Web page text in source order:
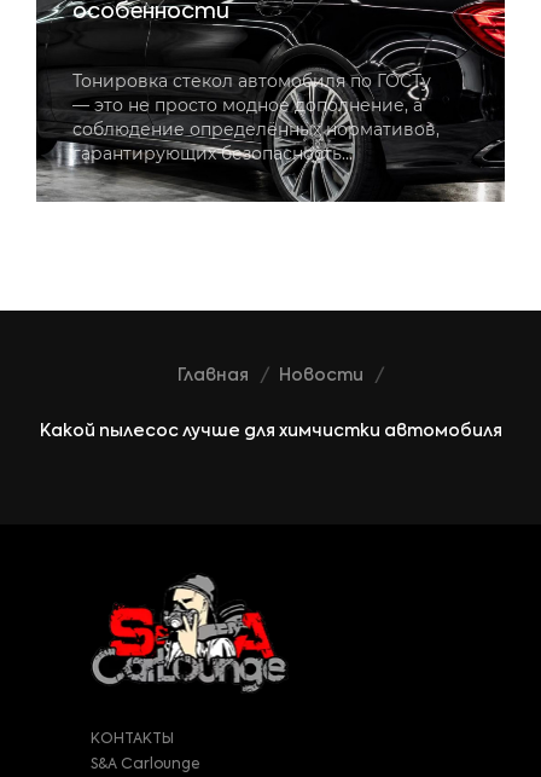
особенности
Тонировка стекол автомобиля по ГОСТу
— это не просто модное дополнение, а
соблюдение определённых нормативов,
гарантирующих безопасность…
Главная Новости
Какой пылесос лучше для химчистки автомобиля
КОНТАКТЫ
S&A Carlounge